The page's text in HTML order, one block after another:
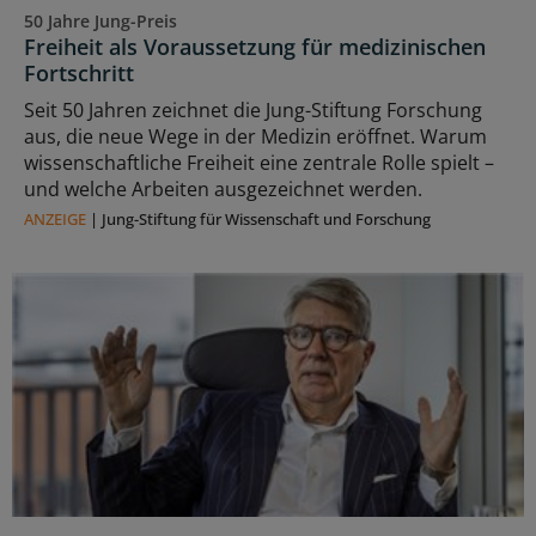
50 Jahre Jung-Preis
Freiheit als Voraussetzung für medizinischen
Fortschritt
Seit 50 Jahren zeichnet die Jung-Stiftung Forschung
aus, die neue Wege in der Medizin eröffnet. Warum
wissenschaftliche Freiheit eine zentrale Rolle spielt –
und welche Arbeiten ausgezeichnet werden.
ANZEIGE | Jung-Stiftung für Wissenschaft und Forschung